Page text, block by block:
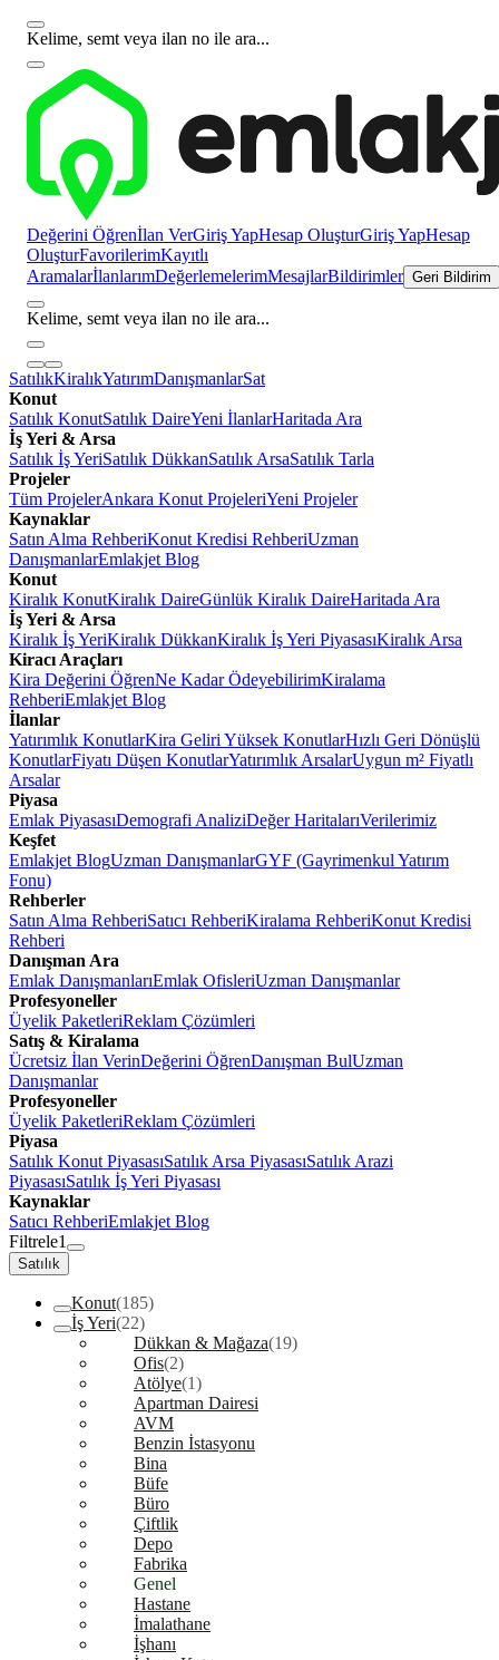
Kelime, semt veya ilan no ile ara...
Değerini Öğrenİlan VerGiriş YapHesap OluşturGiriş YapHesap
OluşturFavorilerimKayıtlı
AramalarİlanlarımDeğerlemelerimMesajlarBildirimler Geri Bildirim
Kelime, semt veya ilan no ile ara...
SatılıkKiralıkYatırımDanışmanlarSat
Konut
Satılık KonutSatılık DaireYeni İlanlarHaritada Ara
İş Yeri & Arsa
Satılık İş YeriSatılık DükkanSatılık ArsaSatılık Tarla
Projeler
Tüm ProjelerAnkara Konut ProjeleriYeni Projeler
Kaynaklar
Satın Alma RehberiKonut Kredisi RehberiUzman
DanışmanlarEmlakjet Blog
Konut
Kiralık KonutKiralık DaireGünlük Kiralık DaireHaritada Ara
İş Yeri & Arsa
Kiralık İş YeriKiralık DükkanKiralık İş Yeri PiyasasıKiralık Arsa
Kiracı Araçları
Kira Değerini ÖğrenNe Kadar ÖdeyebilirimKiralama
RehberiEmlakjet Blog
İlanlar
Yatırımlık KonutlarKira Geliri Yüksek KonutlarHızlı Geri Dönüşlü
KonutlarFiyatı Düşen KonutlarYatırımlık ArsalarUygun m² Fiyatlı
Arsalar
Piyasa
Emlak PiyasasıDemografi AnaliziDeğer HaritalarıVerilerimiz
Keşfet
Emlakjet BlogUzman DanışmanlarGYF (Gayrimenkul Yatırım
Fonu)
Rehberler
Satın Alma RehberiSatıcı RehberiKiralama RehberiKonut Kredisi
Rehberi
Danışman Ara
Emlak DanışmanlarıEmlak OfisleriUzman Danışmanlar
Profesyoneller
Üyelik PaketleriReklam Çözümleri
Satış & Kiralama
Ücretsiz İlan VerinDeğerini ÖğrenDanışman BulUzman
Danışmanlar
Profesyoneller
Üyelik PaketleriReklam Çözümleri
Piyasa
Satılık Konut PiyasasıSatılık Arsa PiyasasıSatılık Arazi
PiyasasıSatılık İş Yeri Piyasası
Kaynaklar
Satıcı RehberiEmlakjet Blog
Filtrele1
Satılık
Konut(185)
İş Yeri(22)
Dükkan & Mağaza(19)
Ofis(2)
Atölye(1)
Apartman Dairesi
AVM
Benzin İstasyonu
Bina
Büfe
Büro
Çiftlik
Depo
Fabrika
Genel
Hastane
İmalathane
İşhanı